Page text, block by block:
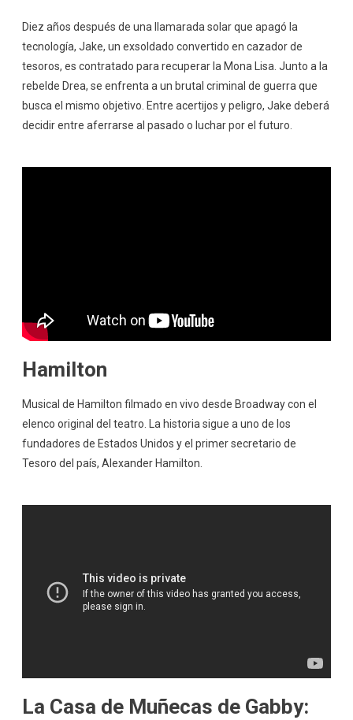
Diez años después de una llamarada solar que apagó la
tecnología, Jake, un exsoldado convertido en cazador de
tesoros, es contratado para recuperar la Mona Lisa. Junto a la
rebelde Drea, se enfrenta a un brutal criminal de guerra que
busca el mismo objetivo. Entre acertijos y peligro, Jake deberá
decidir entre aferrarse al pasado o luchar por el futuro.​
Hamilton
Musical de Hamilton filmado en vivo desde Broadway con el
elenco original del teatro. La historia sigue a uno de los
fundadores de Estados Unidos y el primer secretario de
Tesoro del país, Alexander Hamilton.
La Casa de Muñecas de Gabby: